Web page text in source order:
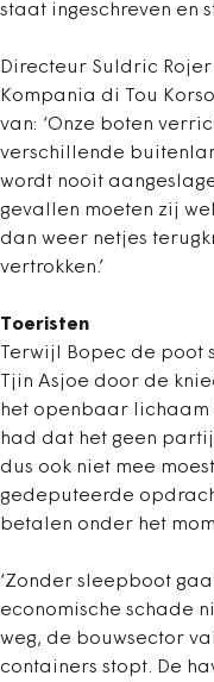
staat ingeschreven en
Directeur Suldric
Kompania di Tou
van: ‘Onze boten
verschillende
wordt nooit
gevallen moeten zij
dan weer netjes
vertrokken.’
Toeristen
Terwijl Bopec de
Tjin Asjoe door de
het openbaar
had dat het geen
dus ook niet mee
gedeputeerde
betalen onder het
‘Zonder sleepboot
economische schade
weg, de bouwsector
containers stopt. De